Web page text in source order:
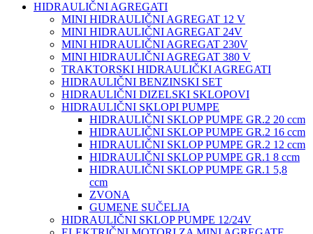
HIDRAULIČNI AGREGATI
MINI HIDRAULIČNI AGREGAT 12 V
MINI HIDRAULIČNI AGREGAT 24V
MINI HIDRAULIČNI AGREGAT 230V
MINI HIDRAULIČNI AGREGAT 380 V
TRAKTORSKI HIDRAULIČKI AGREGATI
HIDRAULIČNI BENZINSKI SET
HIDRAULIČNI DIZELSKI SKLOPOVI
HIDRAULIČNI SKLOPI PUMPE
HIDRAULIČNI SKLOP PUMPE GR.2 20 ccm
HIDRAULIČNI SKLOP PUMPE GR.2 16 ccm
HIDRAULIČNI SKLOP PUMPE GR.2 12 ccm
HIDRAULIČNI SKLOP PUMPE GR.1 8 ccm
HIDRAULIČNI SKLOP PUMPE GR.1 5,8
ccm
ZVONA
GUMENE SUČELJA
HIDRAULIČNI SKLOP PUMPE 12/24V